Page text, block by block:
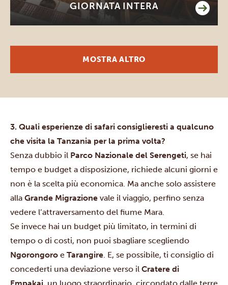
GIORNATA INTERA
MOSTRA ALTRO
3. Quali esperienze di safari consiglieresti a qualcuno
che visita la Tanzania per la prima volta?
Senza dubbio il Parco Nazionale del Serengeti, se hai
tempo e budget a disposizione, richiede alcuni giorni e
non è la scelta più economica. Ma anche solo assistere
alla Grande Migrazione vale il viaggio, perfino senza
vedere l’attraversamento del fiume Mara.
Se invece hai un budget più limitato, in termini di
tempo o di costi, non puoi sbagliare scegliendo
Ngorongoro e Tarangire. E, se possibile, ti consiglio di
concederti una deviazione verso il Cratere di